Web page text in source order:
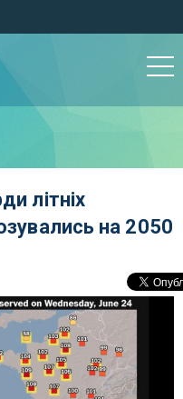
літніх
на 2050